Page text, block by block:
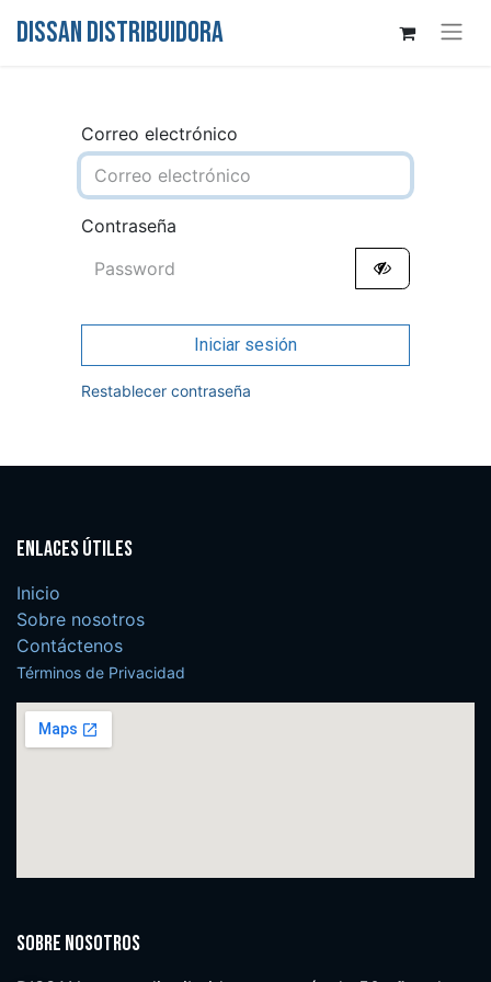
DISSAN DISTRIBUIDORA
Correo electrónico
Contraseña
Iniciar sesión
Restablecer contraseña
Enlaces útiles
Inicio
Sobre nosotros
Contáctenos
Términos de Privacidad
Sobre nosotros